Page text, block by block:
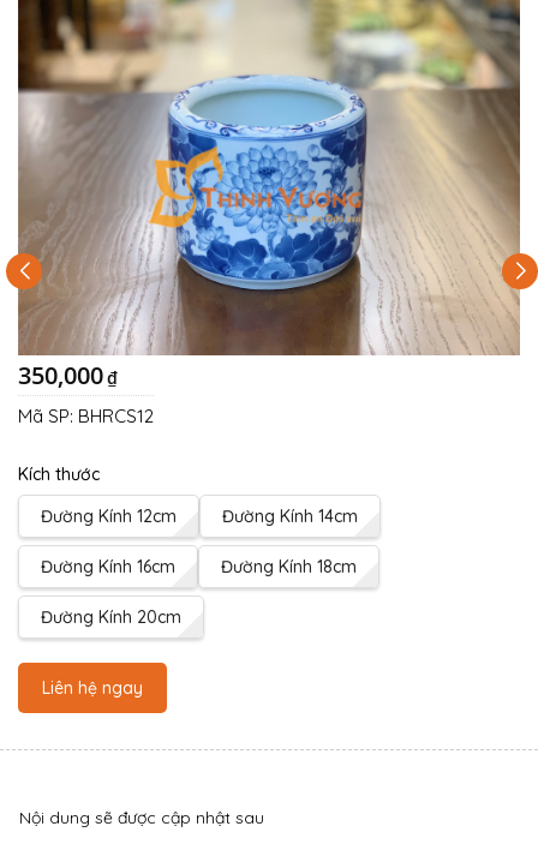
350,000₫
Kích thước
Đường Kính 12cm
Đường Kính 14cm
Đường Kính 16cm Đường Kính 18cm
Đường Kính 20cm
Liên hệ ngay
Mã SP: BHRCS12
Nội dung sẽ được cập nhật sau